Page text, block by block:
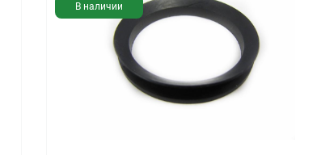
В наличии